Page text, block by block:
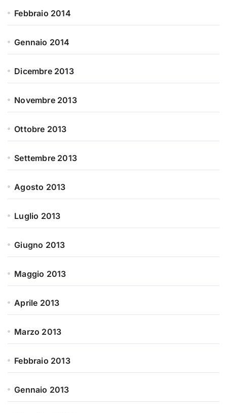
Febbraio 2014
Gennaio 2014
Dicembre 2013
Novembre 2013
Ottobre 2013
Settembre 2013
Agosto 2013
Luglio 2013
Giugno 2013
Maggio 2013
Aprile 2013
Marzo 2013
Febbraio 2013
Gennaio 2013